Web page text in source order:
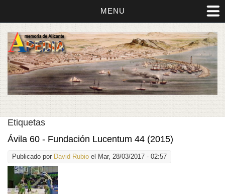
MENU
Etiquetas
Ávila 60 - Fundación Lucentum 44 (2015)
Publicado por David Rubio el Mar, 28/03/2017 - 02:57